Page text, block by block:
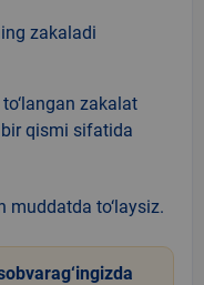
zakaladi
to‘langan zakalat
qismi sifatida
muddatda to‘laysiz.